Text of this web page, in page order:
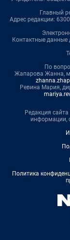
Главный
Адрес редакции:
Контактные данные
По
Жапарова Жанна,
Ревина Мария,
Редакция сайта
информации,
Политика